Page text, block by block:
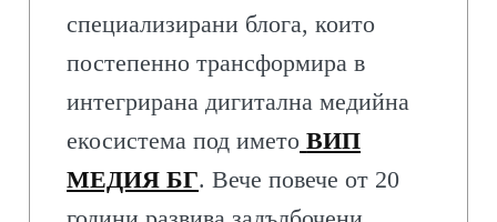
специализирани блога, които
постепенно трансформира в
интегрирана дигитална медийна
екосистема под името ВИП
МЕДИЯ БГ. Вече повече от 20